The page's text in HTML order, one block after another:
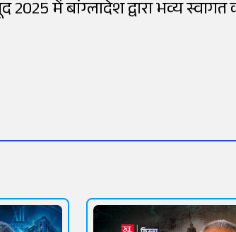
में बांग्लादेश द्वारा भव्य स्वागत